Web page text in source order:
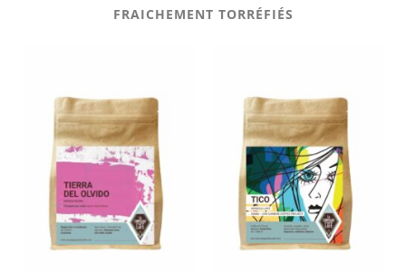
FRAICHEMENT TORRÉFIÉS